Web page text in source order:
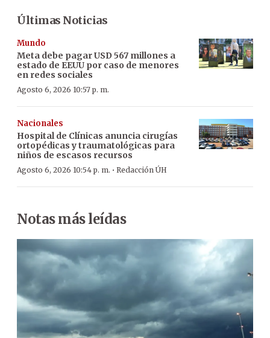
Últimas Noticias
Mundo
Meta debe pagar USD 567 millones a
estado de EEUU por caso de menores
en redes sociales
Agosto 6, 2026 10:57 p. m.
Nacionales
Hospital de Clínicas anuncia cirugías
ortopédicas y traumatológicas para
niños de escasos recursos
Agosto 6, 2026 10:54 p. m. · Redacción ÚH
Notas más leídas